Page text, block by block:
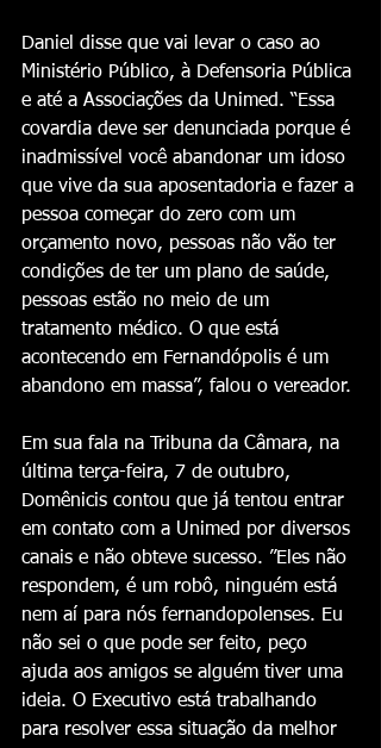
Daniel disse que vai levar o caso ao
Ministério Público, à Defensoria Pública
e até a Associações da Unimed. “Essa
covardia deve ser denunciada porque é
inadmissível você abandonar um idoso
que vive da sua aposentadoria e fazer a
pessoa começar do zero com um
orçamento novo, pessoas não vão ter
condições de ter um plano de saúde,
pessoas estão no meio de um
tratamento médico. O que está
acontecendo em Fernandópolis é um
abandono em massa”, falou o vereador.
Em sua fala na Tribuna da Câmara, na
última terça-feira, 7 de outubro,
Domênicis contou que já tentou entrar
em contato com a Unimed por diversos
canais e não obteve sucesso. ”Eles não
respondem, é um robô, ninguém está
nem aí para nós fernandopolenses. Eu
não sei o que pode ser feito, peço
ajuda aos amigos se alguém tiver uma
ideia. O Executivo está trabalhando
para resolver essa situação da melhor